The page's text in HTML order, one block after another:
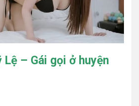
Lệ – Gái gọi ở huyện